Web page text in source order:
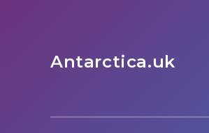
Antarctica.uk